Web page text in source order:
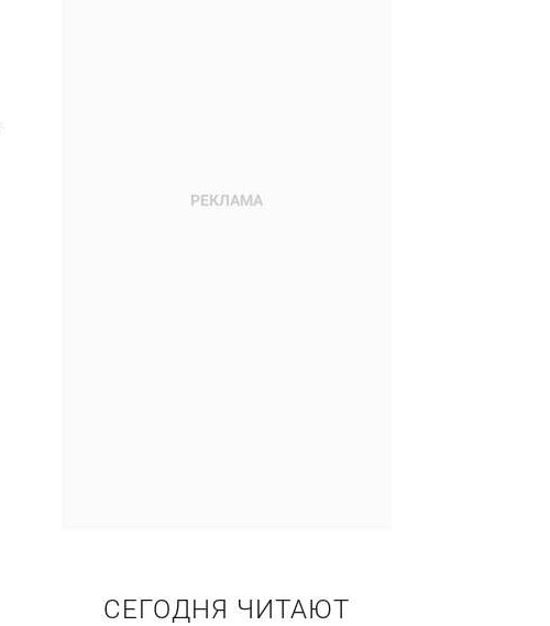
СЕГОДНЯ ЧИТАЮТ